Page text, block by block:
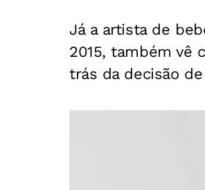
Já a artista de
2015, também vê
trás da decisão